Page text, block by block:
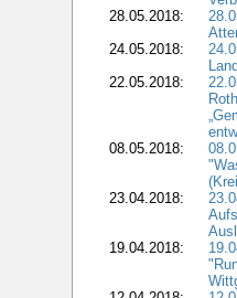
28.05.2018:
24.05.2018:
22.05.2018:
08.05.2018:
23.04.2018:
19.04.2018: